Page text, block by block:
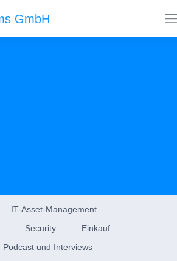
IT-Asset-Management
Security
Einkauf
Podcast und Interviews